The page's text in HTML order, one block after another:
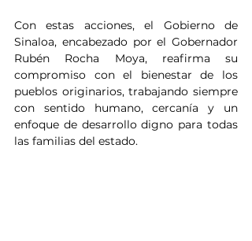
Con estas acciones, el Gobierno de
Sinaloa, encabezado por el Gobernador
Rubén Rocha Moya, reafirma su
compromiso con el bienestar de los
pueblos originarios, trabajando siempre
con sentido humano, cercanía y un
enfoque de desarrollo digno para todas
las familias del estado.